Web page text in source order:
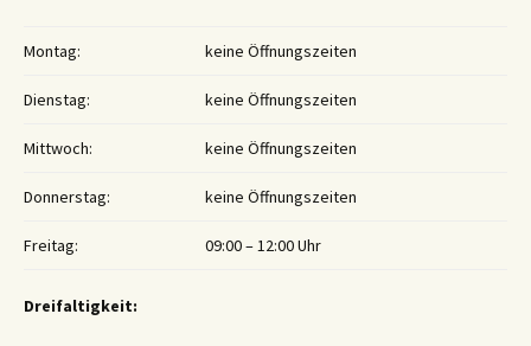
Montag: keine Öffnungszeiten
Dienstag: keine Öffnungszeiten
Mittwoch: keine Öffnungszeiten
Donnerstag: keine Öffnungszeiten
Freitag: 09:00 – 12:00 Uhr
Dreifaltigkeit: